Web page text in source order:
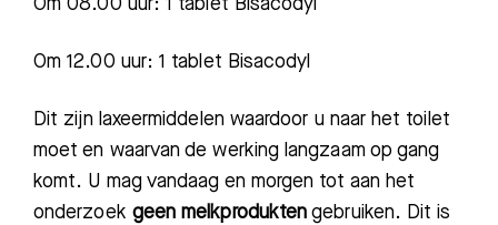
Om 12.00 uur: 1 tablet Bisacodyl
Dit zijn laxeermiddelen waardoor u naar het toilet
moet en waarvan de werking langzaam op gang
komt. U mag vandaag en morgen tot aan het
onderzoek geen melkproduktengebruiken. Dit is